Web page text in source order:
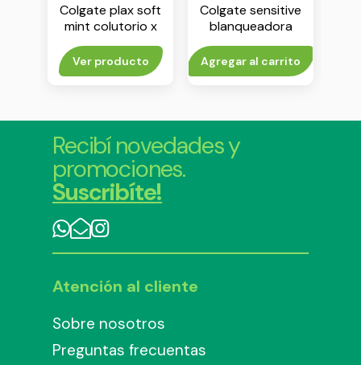
Colgate plax soft
mint colutorio x
500 ml
Ver producto
Colgate sensitive
blanqueadora
crema dental x 100
g
Agregar al carrito
Recibí novedades y
promociones.
Suscribíte!
Atención al cliente
Sobre nosotros
Preguntas frecuentas